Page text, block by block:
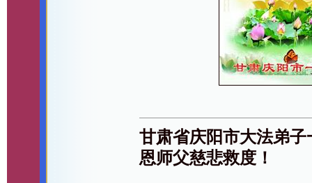
甘肃省庆阳市大法弟
恩师父慈悲救度！